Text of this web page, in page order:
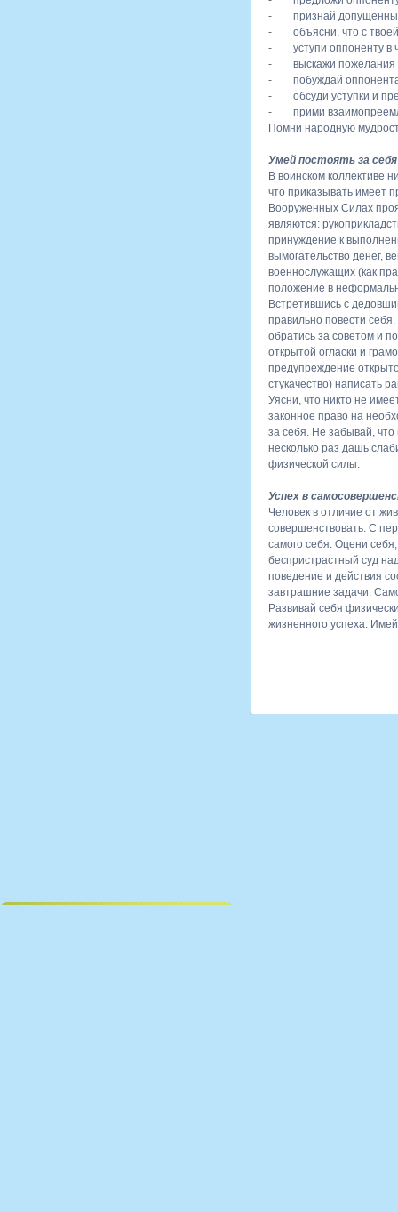
- признай допущенные
- объясни, что с твоей
- уступи оппоненту в
- выскажи пожелания
- побуждай оппонента
- обсуди уступки и
- прими
Помни народную
Умей постоять за себя
В воинском коллективе
что приказывать имеет
Вооруженных Силах
являются:
принуждение к
вымогательство денег,
военнослужащих (как
положение в
Встретившись с
правильно повести
обратись за советом и
открытой огласки и
предупреждение
стукачество) написать
Уясни, что никто не
законное право на
за себя. Не забывай,
несколько раз дашь
физической силы.
Успех в
Человек в отличие от
совершенствовать. С
самого себя. Оцени
беспристрастный суд
поведение и действия
завтрашние задачи.
Развивай себя
жизненного успеха.